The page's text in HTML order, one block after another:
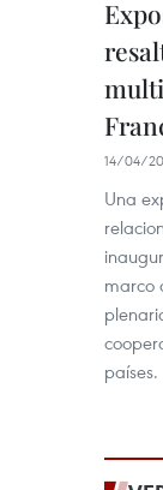
14/04/
Una
marco
países.